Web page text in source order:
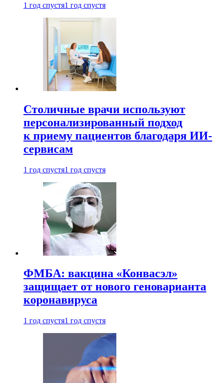
1 год спустя1 год спустя
Столичные врачи используют
персонализированный подход
к приему пациентов благодаря ИИ-
сервисам
1 год спустя1 год спустя
ФМБА: вакцина «Конвасэл»
защищает от нового геноварианта
коронавируса
1 год спустя1 год спустя